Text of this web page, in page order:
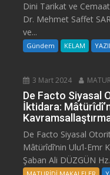
Dini Tarikat ve
Dr. Mehmet Saffet
ve...
Gündem KELAM
3 Mart 2024
De Facto Siyasal
İktidara:
De Facto Siyasal
Mâtürîdî’nin Ulu’l-Emr
Şaban Ali DÜZGÜN